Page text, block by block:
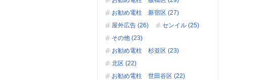
お勧め電柱 新宿区 (27)
屋外広告 (26)
センイル (25)
その他 (23)
お勧め電柱 杉並区 (23)
北区 (22)
お勧め電柱 世田谷区 (22)